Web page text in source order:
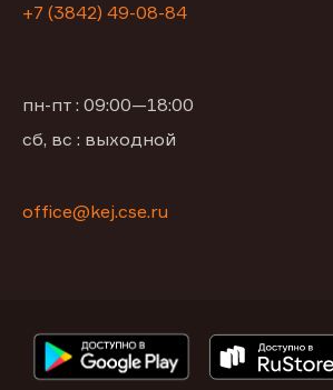
+7 (3842) 49-08-84
пн-пт : 09:00—18:00
сб, вс : выходной
office@kej.cse.ru